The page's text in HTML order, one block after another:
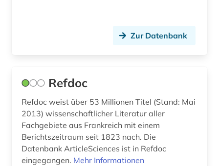
hofmannsthal, hugo von | schriftsteller;
humboldt, alexander von | geograf;
naturwissenschaftler; forschungsreisender;
hydrologie (1)
Zur Datenbank
Refdoc
Refdoc weist über 53 Millionen Titel (Stand: Mai
2013) wissenschaftlicher Literatur aller
Fachgebiete aus Frankreich mit einem
Berichtszeitraum seit 1823 nach. Die
Datenbank ArticleSciences ist in Refdoc
eingegangen. Mehr Informationen